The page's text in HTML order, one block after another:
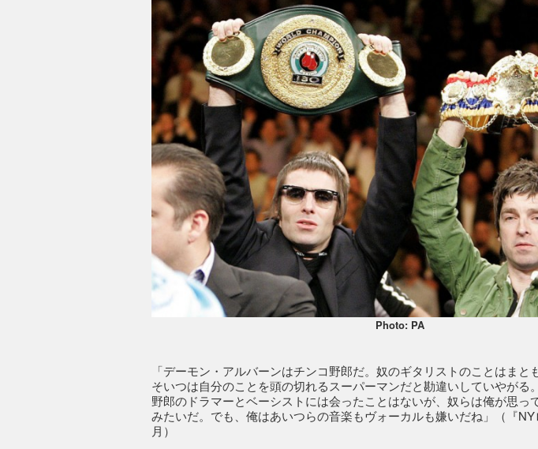
Photo: PA
「デーモン・アルバーンはチンコ野郎だ。奴のギタリストのことはまと
そいつは自分のことを頭の切れるスーパーマンだと勘違いしていやがる
野郎のドラマーとベーシストには会ったことはないが、奴らは俺が思っ
みたいだ。でも、俺はあいつらの音楽もヴォーカルも嫌いだね」（『
月）